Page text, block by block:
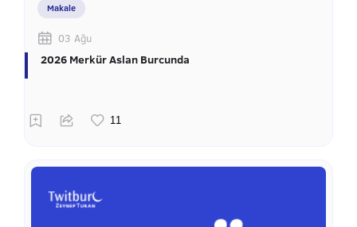
Makale
03 Ağu
2026 Merkür Aslan Burcunda